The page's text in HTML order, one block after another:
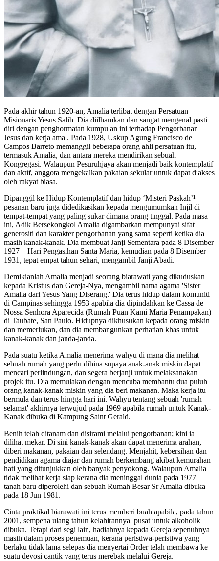
Pada akhir tahun 1920-an, Amalia terlibat dengan Persatuan
Misionaris Yesus Salib. Dia diilhamkan dan sangat mengenal pasti
diri dengan penghormatan kumpulan ini terhadap Pengorbanan
Jesus dan kerja amal. Pada 1928, Uskup Agung Francisco de
Campos Barreto memanggil beberapa orang ahli persatuan itu,
termasuk Amalia, dan antara mereka mendirikan sebuah
Kongregasi. Walaupun Pesuruhjaya akan menjadi baik kontemplatif
dan aktif, anggota mengekalkan pakaian sekular untuk dapat diakses
oleh rakyat biasa.
Dipanggil ke Hidup Kontemplatif dan hidup ‘Misteri Paskah’¹
pesanan baru juga didedikasikan kepada mengumumkan Injil di
tempat-tempat yang paling sukar dimana orang tinggal. Pada masa
ini, Adik Bersekongkol Amalia digambarkan mempunyai sifat
generositi dan karakter pengorbanan yang sama seperti ketika dia
masih kanak-kanak. Dia membuat Janji Sementara pada 8 Disember
1927 – Hari Pengasihan Santa Maria, kemudian pada 8 Disember
1931, tepat empat tahun sehari, mengambil Janji Abadi.
Demikianlah Amalia menjadi seorang biarawati yang dikuduskan
kepada Kristus dan Gereja-Nya, mengambil nama agama 'Sister
Amalia dari Yesus Yang Diserang.' Dia terus hidup dalam komuniti
di Campinas sehingga 1953 apabila dia dipindahkan ke Cassa de
Nossa Senhora Aparecida (Rumah Puan Kami Maria Penampakan)
di Taubate, San Paulo. Hidupnya dikhusukan kepada orang miskin
dan memerlukan, dan dia membangunkan perhatian khas untuk
kanak-kanak dan janda-janda.
Pada suatu ketika Amalia menerima wahyu di mana dia melihat
sebuah rumah yang perlu dibina supaya anak-anak miskin dapat
mencari perlindungan, dan segera berjanji untuk melaksanakan
projek itu. Dia memulakan dengan mencuba membantu dua puluh
orang kanak-kanak miskin yang dia beri makanan. Maka kerja itu
bermula dan terus hingga hari ini. Wahyu tentang sebuah 'rumah
selamat' akhirnya terwujud pada 1969 apabila rumah untuk Kanak-
Kanak dibuka di Kampung Saint Gerald.
Benih telah ditanam dan disirami melalui pengorbanan; kini ia
dilihat mekar. Di sini kanak-kanak akan dapat menerima arahan,
diberi makanan, pakaian dan selendang. Menjahit, kebersihan dan
pendidikan agama diajar dan rumah berkembang akibat kemurahan
hati yang ditunjukkan oleh banyak penyokong. Walaupun Amalia
tidak melihat kerja siap kerana dia meninggal dunia pada 1977,
tanah baru diperolehi dan sebuah Rumah Besar Sr Amalia dibuka
pada 18 Jun 1981.
Cinta praktikal biarawati ini terus memberi buah apabila, pada tahun
2001, sempena ulang tahun kelahirannya, pusat untuk alkoholik
dibuka. Tetapi dari segi lain, hadiahnya kepada Gereja sepenuhnya
masih dalam proses penemuan, kerana peristiwa-peristiwa yang
berlaku tidak lama selepas dia menyertai Order telah membawa ke
suatu devosi cantik yang terus merebak melalui Gereja.